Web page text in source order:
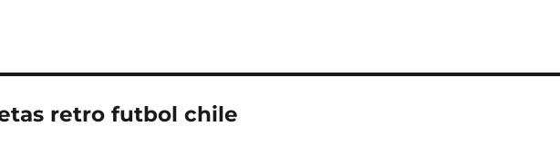
retro futbol chile